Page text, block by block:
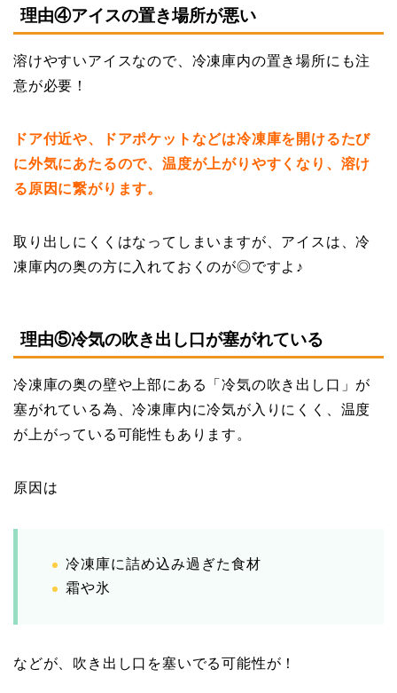
理由④アイスの置き場所が悪い
溶けやすいアイスなので、冷凍庫内の置き場所にも注
意が必要！
ドア付近や、ドアポケットなどは冷凍庫を開けるたび
に外気にあたるので、温度が上がりやすくなり、溶け
る原因に繋がります。
取り出しにくくはなってしまいますが、アイスは、冷
凍庫内の奥の方に入れておくのが◎ですよ♪
理由⑤冷気の吹き出し口が塞がれている
冷凍庫の奥の壁や上部にある「冷気の吹き出し口」が
塞がれている為、冷凍庫内に冷気が入りにくく、温度
が上がっている可能性もあります。
原因は
冷凍庫に詰め込み過ぎた食材
霜や氷
などが、吹き出し口を塞いでる可能性が！